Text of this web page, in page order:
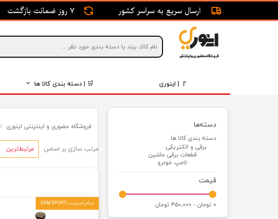
🚩 | اینوری 🛒 | دسته بندی کالا ها
قطعات بدنه
موتور و اگزوز
برقی و الکتریکی
قطعات داخلی
ارسال سریع به سراسر کشور 7 روز ضمانت بازگشت
دسته‌ها
دسته بندی کالا ها
برقی و الکتریکی
قطعات برقی ماشین
لامپ خودرو
قیمت
۰ تومان - ۴۵۰,۰۰۰ تومان
فروشگاه حضوری و اینترنتی اینوری
مرتب سازی بر اساس مرتبط‌ترین
سام اسپرت | SAM SPORT